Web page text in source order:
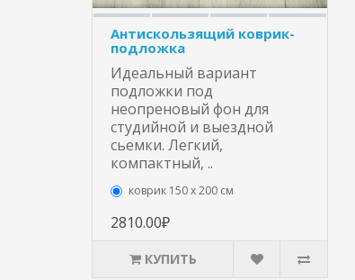
Антискользящий коврик-
подложка
Идеальный вариант
подложки под
неопреновый фон для
студийной и выездной
сьемки. Легкий,
компактный, ..
коврик 150 х 200 см
2810.00₽
КУПИТЬ